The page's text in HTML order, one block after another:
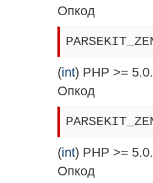
Опкод
(int) PHP >=
Опкод
(int) PHP >=
Опкод